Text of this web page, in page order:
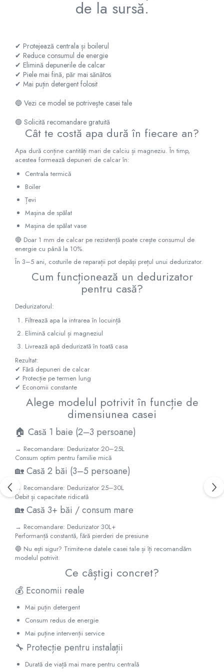
Radiatoare Otel Vogel&Noot
Radiatoare Otel Korado
Automatizare Termostate
Detectoare
Termostate centrala ambient
Detectoare de gaz si electrovalve
Automatizari centrala termica
Stabilizatoare de tensiune
Panouri solare apa calda
Accesorii panouri solare apa calda
Kituri panouri solare apa calda
Panouri solare nepresurizate
Automatizari panouri solare
Teava flexibila inox si fitinguri panouri
solare
Grupuri de pompare panouri solare
Pompe de caldura
Centrale peleti lemn
de la sursă.
✔ Protejează centrala și boilerul
✔ Reduce consumul de energie
✔ Elimină depunerile de calcar
✔ Piele mai fină, păr mai sănătos
✔ Mai puțin detergent folosit
🔵 Vezi ce model se potrivește casei tale
🟢 Solicită recomandare gratuită
Cât te costă apa dură în fiecare an?
Apa dură conține cantități mari de calciu și magneziu. În timp,
acestea formează depuneri de calcar în:
Centrala termică
Boiler
Țevi
Mașina de spălat
Mașina de spălat vase
🔴 Doar 1 mm de calcar pe rezistență poate crește consumul de
energie cu până la 10%.
În 3–5 ani, costurile de reparații pot depăși prețul unui dedurizator.
Cum funcționează un dedurizator
pentru casă?
Dedurizatorul:
Filtrează apa la intrarea în locuință
Elimină calciul și magneziul
Livrează apă dedurizată în toată casa
Rezultat:
✔ Fără depuneri de calcar
✔ Protecție pe termen lung
✔ Economii constante
Alege modelul potrivit în funcție de
dimensiunea casei
🏠 Casă 1 baie (2–3 persoane)
→ Recomandare: Dedurizator 20–25L
Consum optim pentru familie mică
🏡 Casă 2 băi (3–5 persoane)
→ Recomandare: Dedurizator 25–30L
Debit și capacitate ridicată
🏡 Casă 3+ băi / consum mare
→ Recomandare: Dedurizator 30L+
Performanță constantă, fără pierderi de presiune
🔵 Nu ești sigur? Trimite-ne datele casei tale și îți recomandăm
modelul potrivit.
Ce câștigi concret?
💰 Economii reale
Mai puțin detergent
Consum redus de energie
Mai puține intervenții service
🔧 Protecție pentru instalații
Durată de viață mai mare pentru centrală